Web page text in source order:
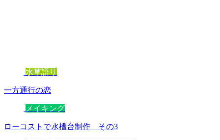
水草語り
一方通行の恋
メイキング
ローコストで水槽台制作 その3